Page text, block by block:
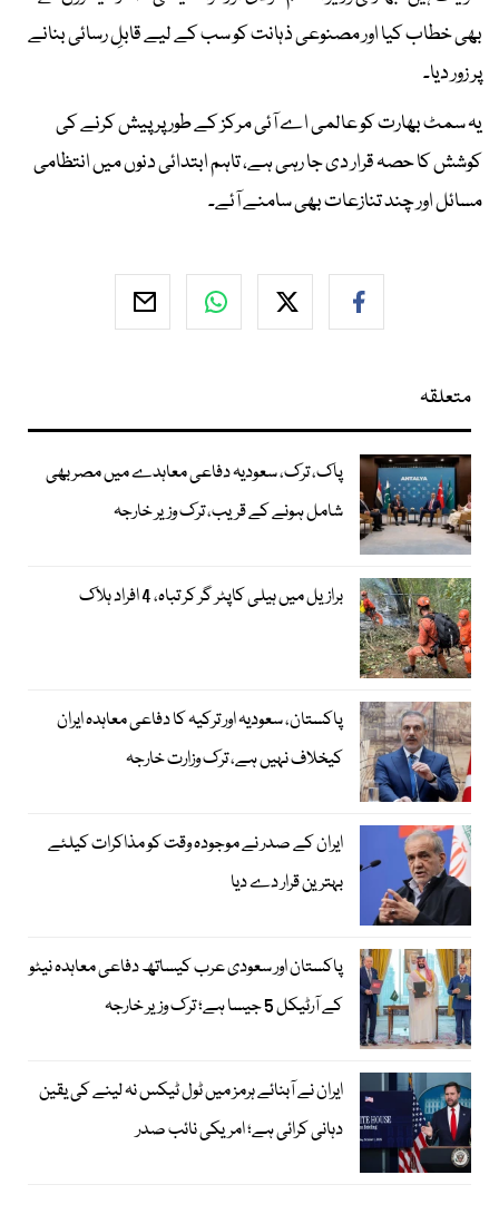
بھی خطاب کیا اور مصنوعی ذہانت کو سب کے لیے قابلِ رسائی بنانے
پر زور دیا۔
یہ سمٹ بھارت کو عالمی اے آئی مرکز کے طور پر پیش کرنے کی
کوشش کا حصہ قرار دی جا رہی ہے، تاہم ابتدائی دنوں میں انتظامی
مسائل اور چند تنازعات بھی سامنے آئے۔
متعلقہ
پاک، ترک، سعودیہ دفاعی معاہدے میں مصر بھی
شامل ہونے کے قریب، ترک وزیر خارجہ
برازیل میں ہیلی کاپٹر گر کر تباہ، 4 افراد ہلاک
پاکستان، سعودیہ اور ترکیہ کا دفاعی معاہدہ ایران
کیخلاف نہیں ہے، ترک وزارت خارجہ
ایران کے صدر نے موجودہ وقت کو مذاکرات کیلئے
بہترین قرار دے دیا
پاکستان اور سعودی عرب کیساتھ دفاعی معاہدہ نیٹو
کے آرٹیکل 5 جیسا ہے؛ ترک وزیر خارجہ
ایران نے آبنائے ہرمز میں ٹول ٹیکس نہ لینے کی یقین
دہانی کرائی ہے؛ امریکی نائب صدر